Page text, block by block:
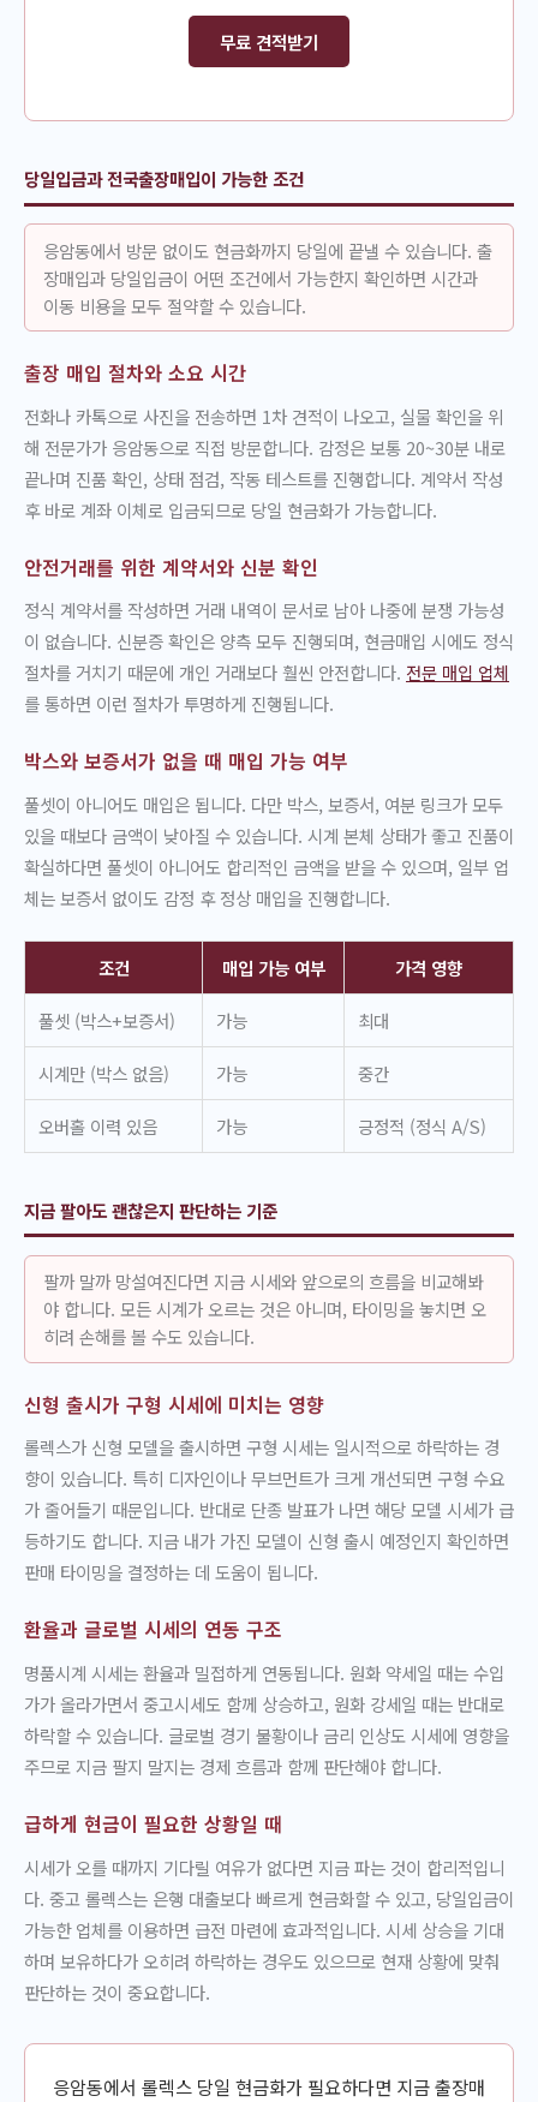
무료 견적받기
당일입금과 전국출장매입이 가능한 조건
응암동에서 방문 없이도 현금화까지 당일에 끝낼 수 있습니다. 출
장매입과 당일입금이 어떤 조건에서 가능한지 확인하면 시간과
이동 비용을 모두 절약할 수 있습니다.
출장 매입 절차와 소요 시간
전화나 카톡으로 사진을 전송하면 1차 견적이 나오고, 실물 확인을 위
해 전문가가 응암동으로 직접 방문합니다. 감정은 보통 20~30분 내로
끝나며 진품 확인, 상태 점검, 작동 테스트를 진행합니다. 계약서 작성
후 바로 계좌 이체로 입금되므로 당일 현금화가 가능합니다.
안전거래를 위한 계약서와 신분 확인
정식 계약서를 작성하면 거래 내역이 문서로 남아 나중에 분쟁 가능성
이 없습니다. 신분증 확인은 양측 모두 진행되며, 현금매입 시에도 정식
절차를 거치기 때문에 개인 거래보다 훨씬 안전합니다. 전문 매입 업체
를 통하면 이런 절차가 투명하게 진행됩니다.
박스와 보증서가 없을 때 매입 가능 여부
풀셋이 아니어도 매입은 됩니다. 다만 박스, 보증서, 여분 링크가 모두
있을 때보다 금액이 낮아질 수 있습니다. 시계 본체 상태가 좋고 진품이
확실하다면 풀셋이 아니어도 합리적인 금액을 받을 수 있으며, 일부 업
체는 보증서 없이도 감정 후 정상 매입을 진행합니다.
조건 매입 가능 여부 가격 영향
풀셋 (박스+보증서) 가능 최대
시계만 (박스 없음) 가능 중간
오버홀 이력 있음 가능 긍정적 (정식 A/S)
지금 팔아도 괜찮은지 판단하는 기준
팔까 말까 망설여진다면 지금 시세와 앞으로의 흐름을 비교해봐
야 합니다. 모든 시계가 오르는 것은 아니며, 타이밍을 놓치면 오
히려 손해를 볼 수도 있습니다.
신형 출시가 구형 시세에 미치는 영향
롤렉스가 신형 모델을 출시하면 구형 시세는 일시적으로 하락하는 경
향이 있습니다. 특히 디자인이나 무브먼트가 크게 개선되면 구형 수요
가 줄어들기 때문입니다. 반대로 단종 발표가 나면 해당 모델 시세가 급
등하기도 합니다. 지금 내가 가진 모델이 신형 출시 예정인지 확인하면
판매 타이밍을 결정하는 데 도움이 됩니다.
환율과 글로벌 시세의 연동 구조
명품시계 시세는 환율과 밀접하게 연동됩니다. 원화 약세일 때는 수입
가가 올라가면서 중고시세도 함께 상승하고, 원화 강세일 때는 반대로
하락할 수 있습니다. 글로벌 경기 불황이나 금리 인상도 시세에 영향을
주므로 지금 팔지 말지는 경제 흐름과 함께 판단해야 합니다.
급하게 현금이 필요한 상황일 때
시세가 오를 때까지 기다릴 여유가 없다면 지금 파는 것이 합리적입니
다. 중고 롤렉스는 은행 대출보다 빠르게 현금화할 수 있고, 당일입금이
가능한 업체를 이용하면 급전 마련에 효과적입니다. 시세 상승을 기대
하며 보유하다가 오히려 하락하는 경우도 있으므로 현재 상황에 맞춰
판단하는 것이 중요합니다.
응암동에서 롤렉스 당일 현금화가 필요하다면 지금 출장매